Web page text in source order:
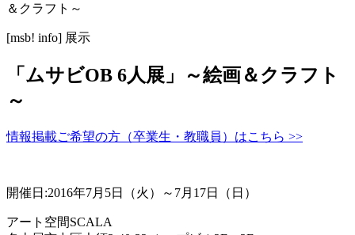
＆クラフト～
[msb! info] 展示
「ムサビOB 6人展」～絵画＆クラフト
～
情報掲載ご希望の方（卒業生・教職員）はこちら >>
開催日:2016年7月5日（火）～7月17日（日）
アート空間SCALA